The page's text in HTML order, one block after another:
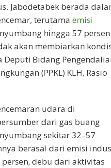
Jabodetabek berada
terutama emisi
hingga 57 persen
akan membiarkan
Bidang
(PPKL) KLH, Rasio
udara di
dari gas buang
sekitar 32–57
berasal dari emisi
debu dari aktivitas